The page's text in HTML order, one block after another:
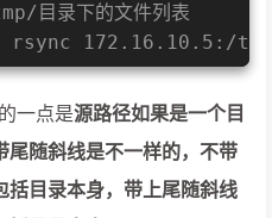
目录下的文件列表
rsync 172.16.10.5:/
一点是源路径如果是一个目
尾随斜线是不一样的，不带
括目录本身，带上尾随斜线